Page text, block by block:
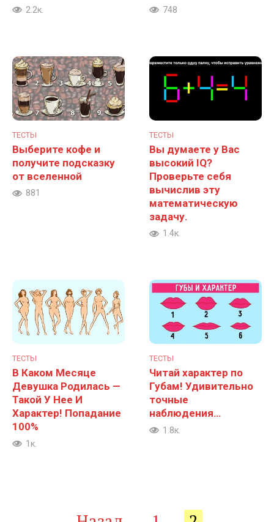
2.2к. 748
ТЕСТЫ
Выберите кофе и
получите подсказку
от вселенной
881
ТЕСТЫ
Вы думаете у Вас
высокий IQ?
Проверьте себя
вычислив эту
математическую
задачу.
1.4к.
ТЕСТЫ
В Каком Месяце
Девушка Родилась —
Такой У Нее И
Характер! Попадание
100%
1к.
ТЕСТЫ
Читай характер по
Губам! Удивительно
точные
наблюдения…
1.8к.